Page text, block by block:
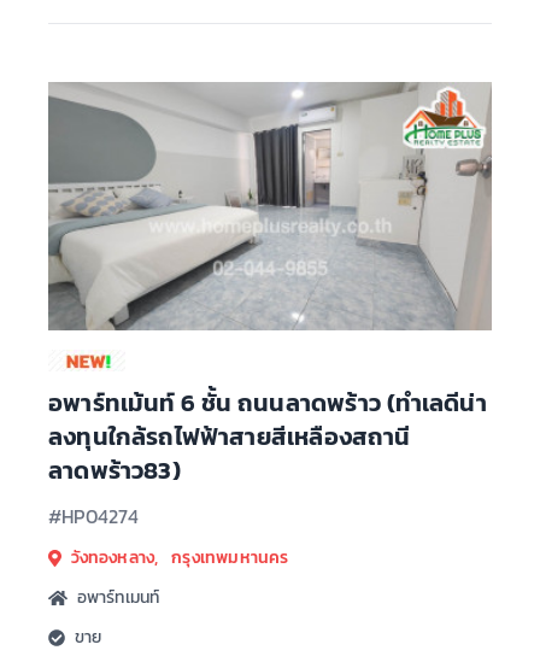
อพาร์ทเม้นท์ 6 ชั้น ถนนลาดพร้าว (ทำเลดีน่า
ลงทุนใกล้รถไฟฟ้าสายสีเหลืองสถานี
ลาดพร้าว83)
#HP04274
วังทองหลาง, กรุงเทพมหานคร
อพาร์ทเมนท์
ขาย